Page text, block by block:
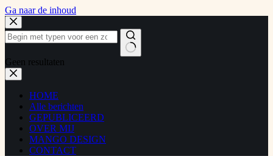
Ga naar de inhoud
Geen resultaten
HOME
Alle berichten
GEPUBLICEERD
OVER MIJ
MANGO DESIGN
CONTACT